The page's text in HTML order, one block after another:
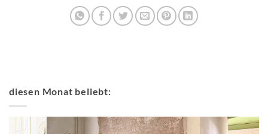
diesen Monat beliebt: